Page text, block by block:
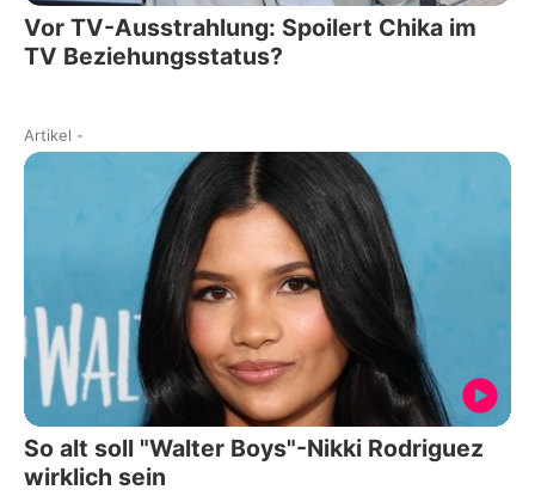
Vor TV-Ausstrahlung: Spoilert Chika im
TV Beziehungsstatus?
Artikel -
So alt soll "Walter Boys"-Nikki Rodriguez
wirklich sein